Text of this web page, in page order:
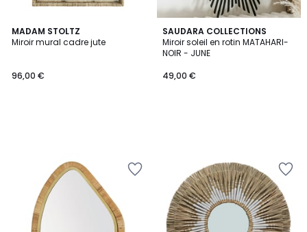
MADAM STOLTZ
Miroir mural cadre jute
96,00 €
SAUDARA COLLECTIONS
Miroir soleil en rotin MATAHARI-
NOIR - JUNE
49,00 €